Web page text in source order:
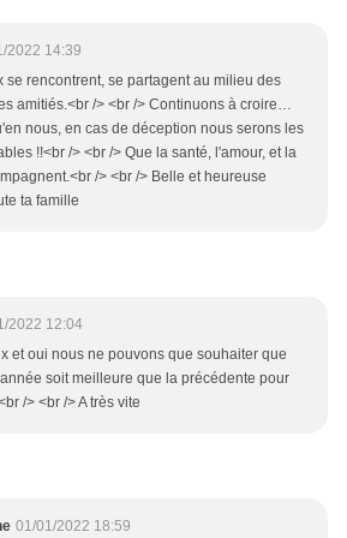
2022 14:39
se rencontrent, se partagent au milieu des
amitiés.<br /> <br /> Continuons à croire…
nous, en cas de déception nous serons les
!!<br /> <br /> Que la santé, l'amour, et la
/> <br /> Belle et heureuse
ta famille
2022 12:04
et oui nous ne pouvons que souhaiter que
soit meilleure que la précédente pour
/> <br /> A très vite
01/01/2022 18:59